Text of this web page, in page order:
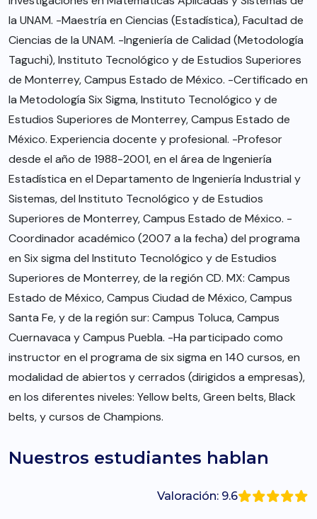
la UNAM. -Maestría en Ciencias (Estadística), Facultad de
Ciencias de la UNAM. -Ingeniería de Calidad (Metodología
Taguchi), Instituto Tecnológico y de Estudios Superiores
de Monterrey, Campus Estado de México. -Certificado en
la Metodología Six Sigma, Instituto Tecnológico y de
Estudios Superiores de Monterrey, Campus Estado de
México. Experiencia docente y profesional. -Profesor
desde el año de 1988-2001, en el área de Ingeniería
Estadística en el Departamento de Ingeniería Industrial y
Sistemas, del Instituto Tecnológico y de Estudios
Superiores de Monterrey, Campus Estado de México. -
Coordinador académico (2007 a la fecha) del programa
en Six sigma del Instituto Tecnológico y de Estudios
Superiores de Monterrey, de la región CD. MX: Campus
Estado de México, Campus Ciudad de México, Campus
Santa Fe, y de la región sur: Campus Toluca, Campus
Cuernavaca y Campus Puebla. -Ha participado como
instructor en el programa de six sigma en 140 cursos, en
modalidad de abiertos y cerrados (dirigidos a empresas),
en los diferentes niveles: Yellow belts, Green belts, Black
belts, y cursos de Champions.
Nuestros estudiantes hablan
Valoración: 9.6